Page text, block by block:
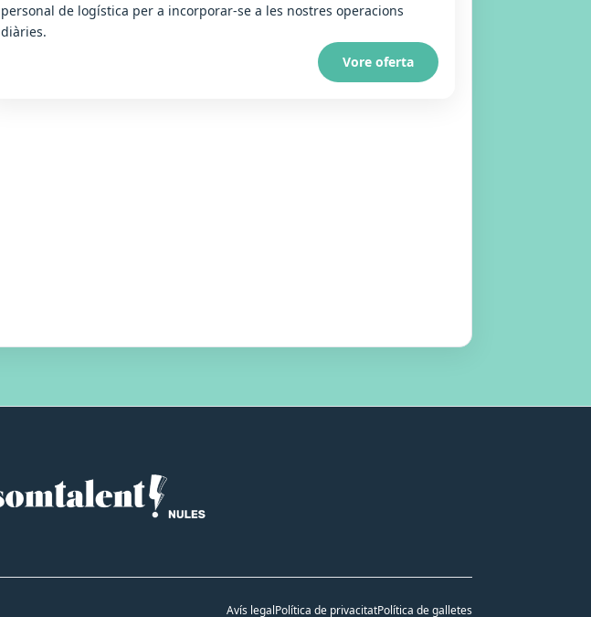
personal de logística per a incorporar-se a les nostres operacions
diàries.
Vore oferta
Avís legalPolítica de privacitatPolítica de galletes